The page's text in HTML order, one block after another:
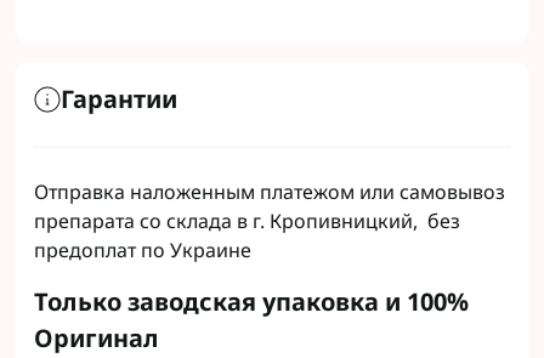
Гарантии
Отправка наложенным платежом или самовывоз
препарата со склада в г. Кропивницкий, без
предоплат по Украине
Только заводская упаковка и 100%
Оригинал